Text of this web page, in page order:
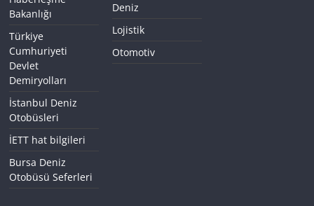
Bakanlığı
Türkiye
Cumhuriyeti
Devlet
Demiryolları
İstanbul Deniz
Otobüsleri
İETT hat bilgileri
Bursa Deniz
Otobüsü Seferleri
Deniz
Lojistik
Otomotiv